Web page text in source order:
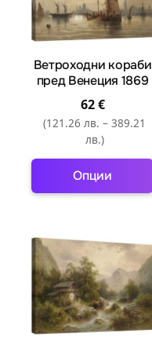
Ветроходни кораби
пред Венеция 1869
62€
(121.26 лв. – 389.21
лв.)
Опции
has
multiple
variants.
The
options